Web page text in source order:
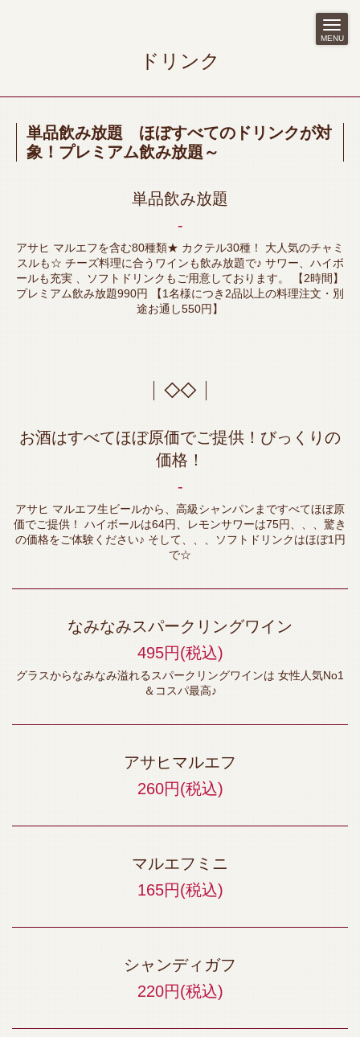
MENU
ドリンク
単品飲み放題 ほぼすべてのドリンクが対
象！プレミアム飲み放題～
単品飲み放題
‐
アサヒ マルエフを含む80種類★ カクテル30種！ 大人気のチャミ
スルも☆ チーズ料理に合うワインも飲み放題で♪ サワー、ハイボ
ールも充実 、ソフトドリンクもご用意しております。 【2時間】
プレミアム飲み放題990円 【1名様につき2品以上の料理注文・別
途お通し550円】
◇◇
お酒はすべてほぼ原価でご提供！びっくりの
価格！
‐
アサヒ マルエフ生ビールから、高級シャンパンまですべてほぼ原
価でご提供！ ハイボールは64円、レモンサワーは75円、、、驚き
の価格をご体験ください♪ そして、、、ソフトドリンクはほぼ1円
で☆
なみなみスパークリングワイン
495円(税込)
グラスからなみなみ溢れるスパークリングワインは 女性人気No1
＆コスパ最高♪
アサヒマルエフ
260円(税込)
マルエフミニ
165円(税込)
シャンディガフ
220円(税込)